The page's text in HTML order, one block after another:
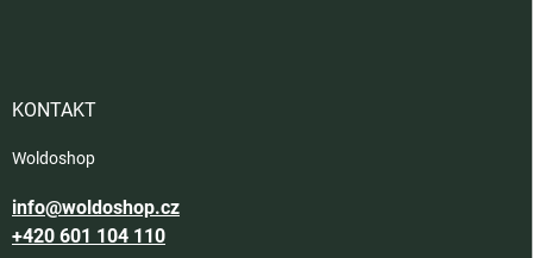
KONTAKT
Woldoshop
info@woldoshop.cz
+420 601 104 110